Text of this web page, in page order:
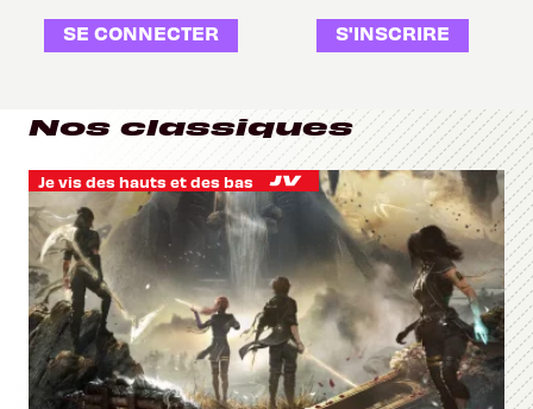
SE CONNECTER S'INSCRIRE
Nos classiques
Je vis des hauts et des bas